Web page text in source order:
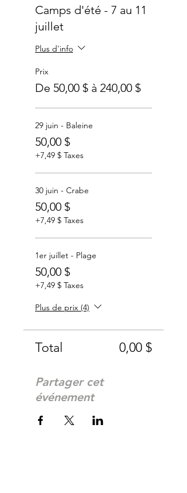
Camps d'été - 7 au 11
juillet
Plus d'info
Prix
De 50,00 $ à 240,00 $
29 juin - Baleine
50,00 $
+7,49 $ Taxes
30 juin - Crabe
50,00 $
+7,49 $ Taxes
1er juillet - Plage
50,00 $
+7,49 $ Taxes
Plus de prix (4)
Total 0,00 $
Partager cet
événement